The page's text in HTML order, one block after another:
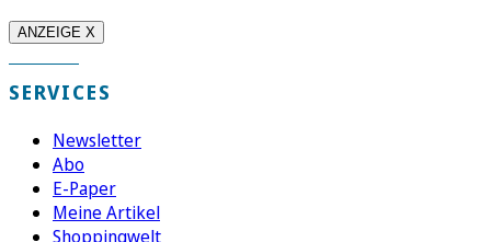
ANZEIGE X
SERVICES
Newsletter
Abo
E-Paper
Meine Artikel
Shoppingwelt